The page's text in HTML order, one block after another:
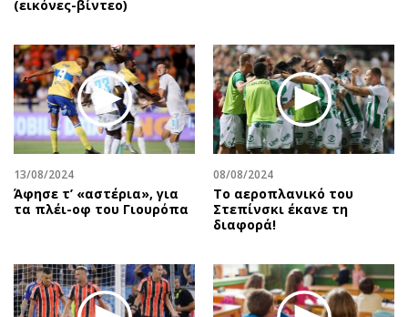
(εικόνες-βίντεο)
13/08/2024
Άφησε τ’ «αστέρια», για
τα πλέι-οφ του Γιουρόπα
08/08/2024
Το αεροπλανικό του
Στεπίνσκι έκανε τη
διαφορά!